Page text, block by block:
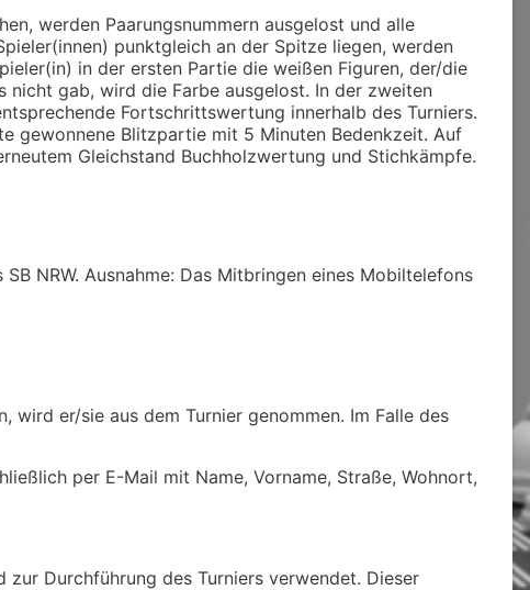
werden Paarungsnummern ausgelost und alle
punktgleich an der Spitze liegen, werden
in der ersten Partie die weißen Figuren, der/die
nicht gab, wird die Farbe ausgelost. In der zweiten
Fortschrittswertung innerhalb des Turniers.
gewonnene Blitzpartie mit 5 Minuten Bedenkzeit. Auf
Gleichstand Buchholzwertung und Stichkämpfe.
NRW. Ausnahme: Das Mitbringen eines Mobiltelefons
er/sie aus dem Turnier genommen. Im Falle des
per E-Mail mit Name, Vorname, Straße, Wohnort,
Durchführung des Turniers verwendet. Dieser